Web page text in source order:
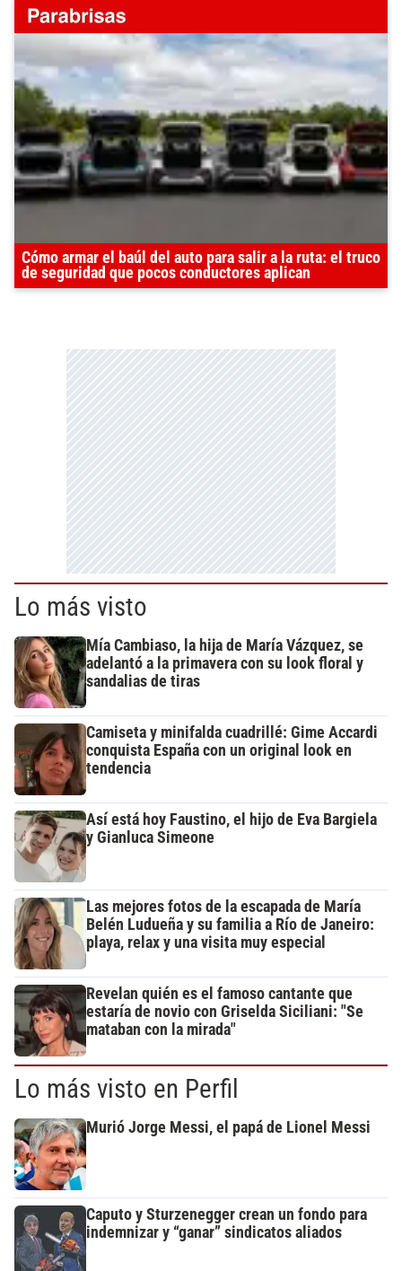
Cómo armar el baúl del auto para salir a la ruta: el truco
de seguridad que pocos conductores aplican
Lo más visto
Mía Cambiaso, la hija de María Vázquez, se
adelantó a la primavera con su look floral y
sandalias de tiras
Camiseta y minifalda cuadrillé: Gime Accardi
conquista España con un original look en
tendencia
Así está hoy Faustino, el hijo de Eva Bargiela
y Gianluca Simeone
Las mejores fotos de la escapada de María
Belén Ludueña y su familia a Río de Janeiro:
playa, relax y una visita muy especial
Revelan quién es el famoso cantante que
estaría de novio con Griselda Siciliani: "Se
mataban con la mirada"
Lo más visto en Perfil
Murió Jorge Messi, el papá de Lionel Messi
Caputo y Sturzenegger crean un fondo para
indemnizar y “ganar” sindicatos aliados